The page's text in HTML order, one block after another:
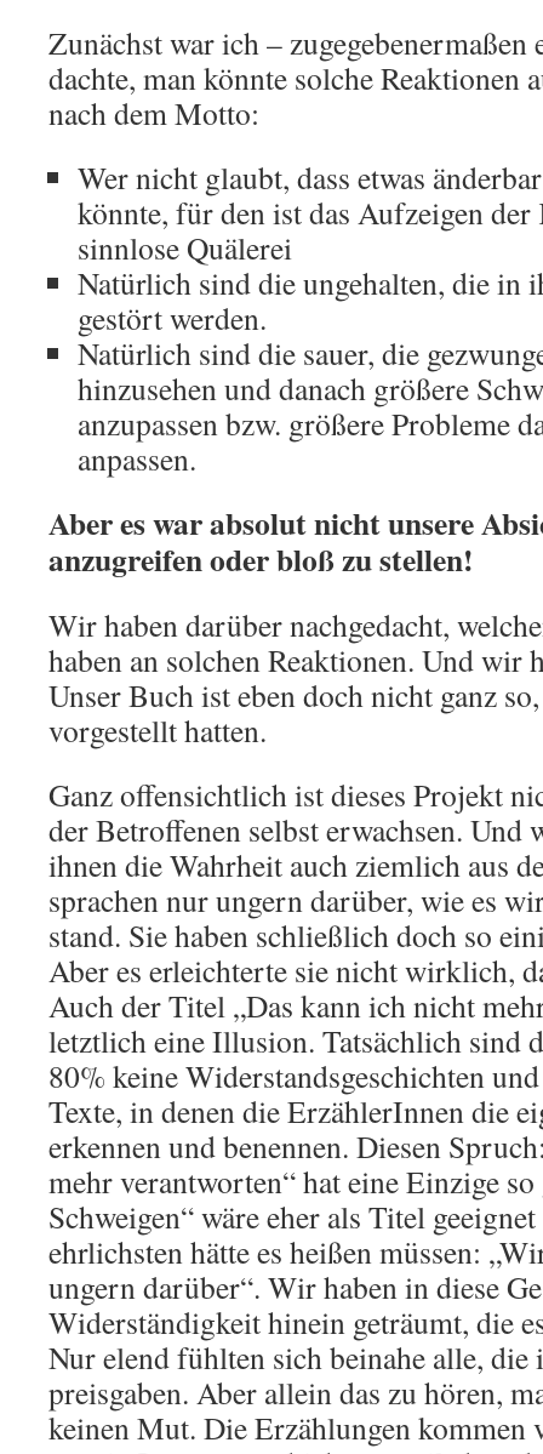
Zunächst war ich – zugegebenermaßen
dachte, man könnte solche Reaktionen
nach dem Motto:
Wer nicht glaubt, dass etwas
könnte, für den ist das Aufzeigen der
sinnlose Quälerei
Natürlich sind die ungehalten, die in
gestört werden.
Natürlich sind die sauer, die
hinzusehen und danach größere
anzupassen bzw. größere Probleme
anpassen.
Aber es war absolut nicht unsere
anzugreifen oder bloß zu stellen!
Wir haben darüber nachgedacht,
haben an solchen Reaktionen. Und wir
Unser Buch ist eben doch nicht ganz
vorgestellt hatten.
Ganz offensichtlich ist dieses Projekt
der Betroffenen selbst erwachsen.
ihnen die Wahrheit auch ziemlich aus
sprachen nur ungern darüber, wie es
stand. Sie haben schließlich doch so
Aber es erleichterte sie nicht wirklich,
Auch der Titel „Das kann ich nicht
letztlich eine Illusion. Tatsächlich sind
80% keine Widerstandsgeschichten
Texte, in denen die ErzählerInnen die
erkennen und benennen. Diesen
mehr verantworten“ hat eine Einzige
Schweigen“ wäre eher als Titel
ehrlichsten hätte es heißen müssen:
ungern darüber“. Wir haben in diese
Widerständigkeit hinein geträumt, die
Nur elend fühlten sich beinahe alle, die
preisgaben. Aber allein das zu hören,
keinen Mut. Die Erzählungen kommen